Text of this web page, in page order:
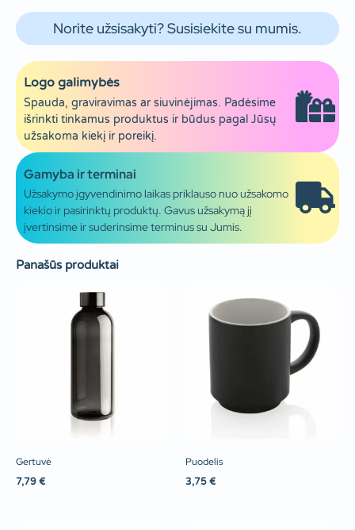
Norite užsisakyti? Susisiekite su mumis.
Logo galimybės
Spauda, graviravimas ar siuvinėjimas. Padėsime
išrinkti tinkamus produktus ir būdus pagal Jūsų
užsakoma kiekį ir poreikį.
Gamyba ir terminai
Užsakymo įgyvendinimo laikas priklauso nuo užsakomo
kiekio ir pasirinktų produktų. Gavus užsakymą jį
įvertinsime ir suderinsime terminus su Jumis.
Panašūs produktai
Gertuvė
7,79 €
Puodelis
3,75 €